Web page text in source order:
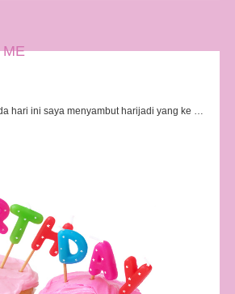
ME
hari ini saya menyambut harijadi yang ke …